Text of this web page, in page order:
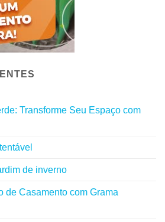
Transforme Seu Espaço com
de inverno
de Casamento com Grama